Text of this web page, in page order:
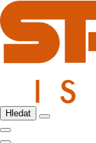
Hledat